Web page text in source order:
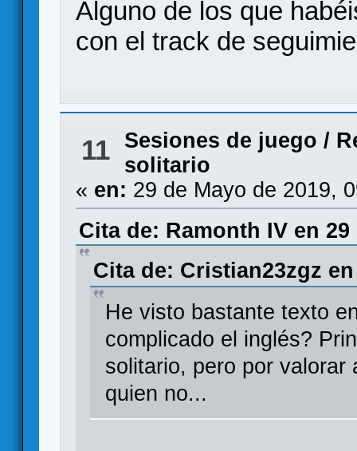
Alguno de los que
con el track de
11 Sesiones de juego /
solitario
« en: 29 de Mayo de 2019,
Cita de: Ramonth IV en 29
Cita de: Cristian23zgz
He visto bastante texto
complicado el inglés?
solitario, pero por valorar
quien no...